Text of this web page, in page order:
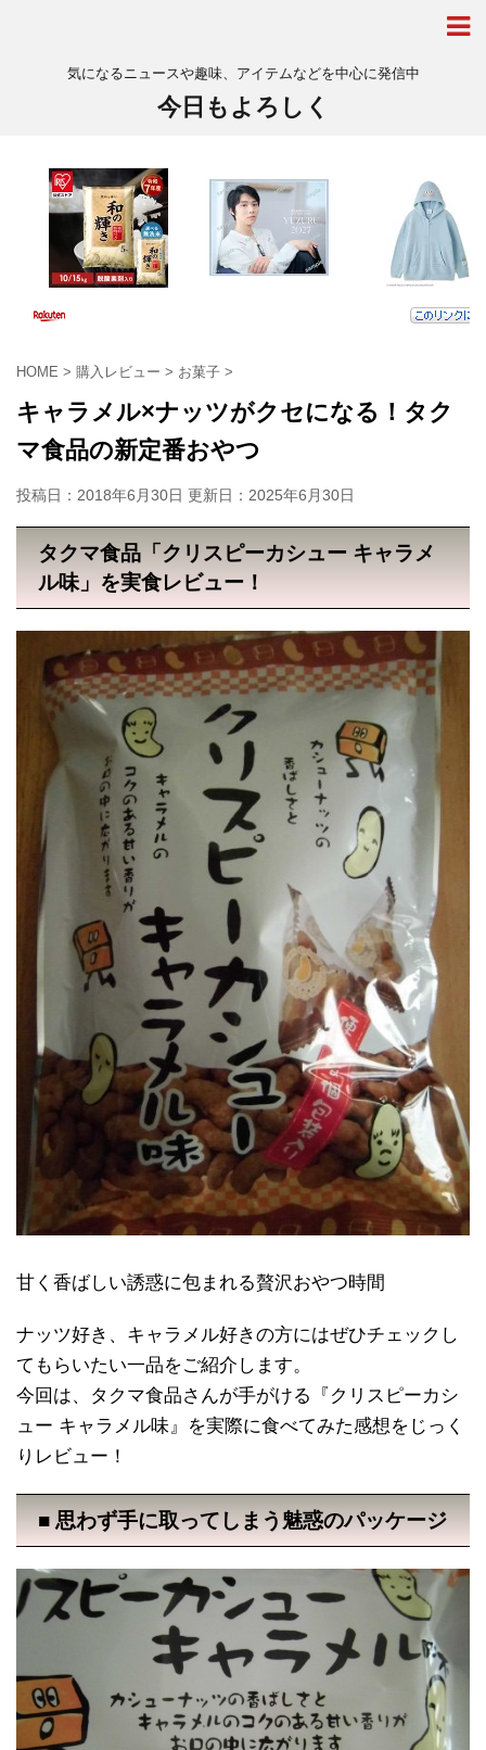
気になるニュースや趣味、アイテムなどを中心に発信中
今日もよろしく
HOME > 購入レビュー > お菓子 >
キャラメル×ナッツがクセになる！タク
マ食品の新定番おやつ
投稿日：2018年6月30日 更新日： 2025年6月30日
タクマ食品「クリスピーカシュー キャラメ
ル味」を実食レビュー！
甘く香ばしい誘惑に包まれる贅沢おやつ時間
ナッツ好き、キャラメル好きの方にはぜひチェックし
てもらいたい一品をご紹介します。
今回は、タクマ食品さんが手がける『クリスピーカシ
ュー キャラメル味』を実際に食べてみた感想をじっく
りレビュー！
■ 思わず手に取ってしまう魅惑のパッケージ